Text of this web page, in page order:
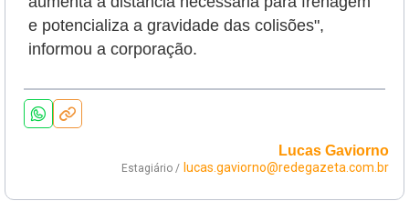
e potencializa a gravidade das colisões",
informou a corporação.
Lucas Gaviorno
Estagiário / lucas.gaviorno@redegazeta.com.br